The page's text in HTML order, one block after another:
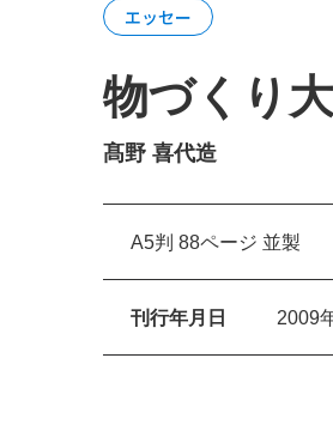
エッセー
物づくり
髙野 喜代造
A5判 88ページ 並製
刊行年月日 2009